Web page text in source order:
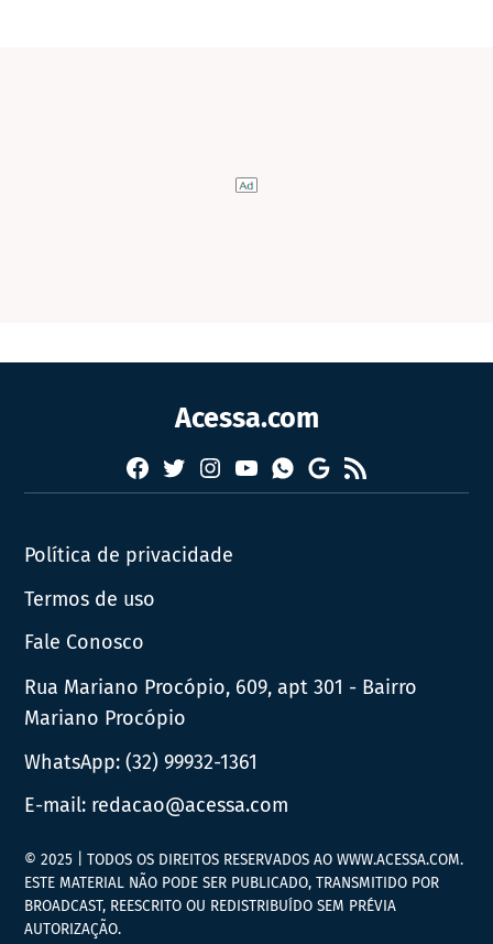
Acessa.com
Facebook
TwitterInstagram
YouTubeWhatsapp
Google
News
RSS
Política de privacidade
Termos de uso
Fale Conosco
Rua Mariano Procópio, 609, apt 301 - Bairro
Mariano Procópio
WhatsApp:(32) 99932-1361
E-mail: redacao@acessa.com
© 2025 | TODOS OS DIREITOS RESERVADOS AO WWW.ACESSA.COM.
ESTE MATERIAL NÃO PODE SER PUBLICADO, TRANSMITIDO POR
BROADCAST, REESCRITO OU REDISTRIBUÍDO SEM PRÉVIA
AUTORIZAÇÃO.